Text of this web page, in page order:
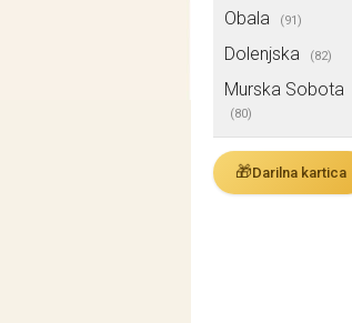
Obala (91)
Dolenjska (82)
Murska Sobota
(80)
🎁Darilna kartica